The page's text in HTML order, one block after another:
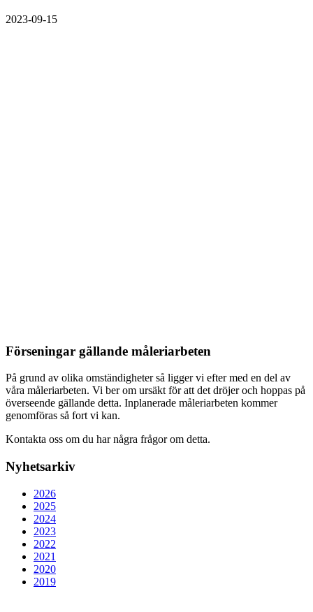
2023-09-15
Förseningar gällande måleriarbeten
På grund av olika omständigheter så ligger vi efter med en del av
våra måleriarbeten. Vi ber om ursäkt för att det dröjer och hoppas på
överseende gällande detta. Inplanerade måleriarbeten kommer
genomföras så fort vi kan.
Kontakta oss om du har några frågor om detta.
Nyhetsarkiv
2026
2025
2024
2023
2022
2021
2020
2019